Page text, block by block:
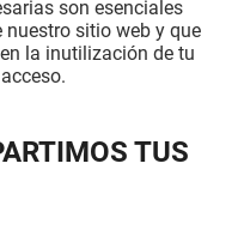
son esenciales
sitio web y que
la inutilización de tu
TUS